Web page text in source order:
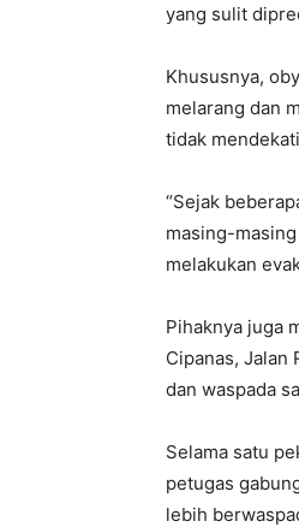
yang sulit
Khususnya,
melarang dan
tidak
“Sejak
masing-
melakukan
Pihaknya juga
Cipanas, Jalan
dan waspada
Selama satu
petugas
lebih